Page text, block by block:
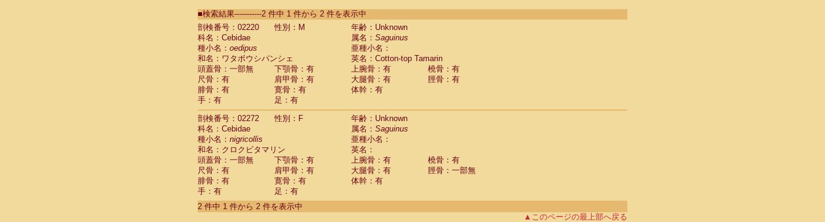
CebidaeSaguinus labiatus(0)
Cebidae Saguinus leucopus (0)
Cebidae
Cebidae
CebidaeSaguinus nigricollis (1)
Cebidae Saguinus oedipus
Cebidae Saguinus weddelli
Cebidae Saguinusspp.
Cebidae Aotus trivirgatus
Cebidae Cebus albifrons
Cebidae
CebidaeCebus capucinus
CebidaeCebus nigrivittatus
Cebidae Cebusspp.(0)
Cebidae Saimiri boliviensis
Cebidae Saimiri sciureus
Atelidae Alouatta caraya
AtelidaeAlouatta fusca
AtelidaeAlouatta seniculus
■検索結果-----------2 件中 1 件から 2 件を表示中
剖検番号：02220
性別：M
年齢：Unknown
科名：Cebidae
属名： Saguinus
種小名： oedipus
亜種小名：
和名：ワタボウシパンシェ
英名：Cotton-top Tamarin
頭蓋骨：一部無
下顎骨：有 上腕骨：有
橈骨：有
尺骨：有
肩甲骨：有 大腿骨：有
脛骨：有
腓骨：有
寛骨：有
体幹：有
手：有
足：有
剖検番号：02272
性別：F
年齢：Unknown
科名：Cebidae
属名： Saguinus
種小名： nigricollis
亜種小名：
和名：クロクビタマリン
英名：
頭蓋骨：一部無
下顎骨：有 上腕骨：有
橈骨：有
尺骨：有
肩甲骨：有 大腿骨：有
脛骨：一部無
腓骨：有
寛骨：有
体幹：有
手：有
足：有
2 件中 1 件から 2 件を表示中
▲このページの最上部へ戻る